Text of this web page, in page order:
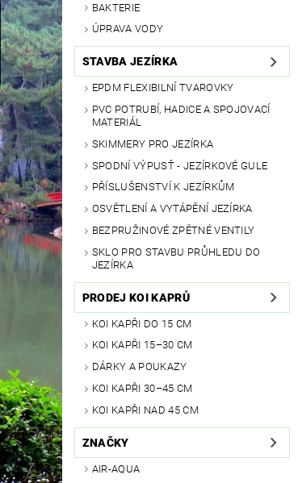
BAKTERIE
ÚPRAVA VODY
STAVBA JEZÍRKA
EPDM FLEXIBILNÍ TVAROVKY
PVC POTRUBÍ, HADICE A SPOJOVACÍ
MATERIÁL
SKIMMERY PRO JEZÍRKA
SPODNÍ VÝPUSŤ - JEZÍRKOVÉ GULE
PŘÍSLUŠENSTVÍ K JEZÍRKŮM
OSVĚTLENÍ A VYTÁPĚNÍ JEZÍRKA
BEZPRUŽINOVÉ ZPĚTNÉ VENTILY
SKLO PRO STAVBU PRŮHLEDU DO
JEZÍRKA
PRODEJ KOI KAPRŮ
KOI KAPŘI DO 15 CM
KOI KAPŘI 15–30 CM
DÁRKY A POUKAZY
KOI KAPŘI 30–45 CM
KOI KAPŘI NAD 45 CM
ZNAČKY
AIR-AQUA